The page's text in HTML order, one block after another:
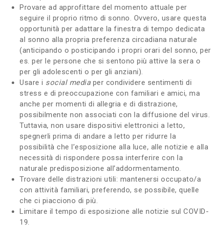
Provare ad approfittare del momento attuale per
seguire il proprio ritmo di sonno. Ovvero, usare questa
opportunità per adattare la finestra di tempo dedicata
al sonno alla propria preferenza circadiana naturale
(anticipando o posticipando i propri orari del sonno, per
es. per le persone che si sentono più attive la sera o
per gli adolescenti o per gli anziani).
Usare i social mediaper condividere sentimenti di
stress e di preoccupazione con familiari e amici, ma
anche per momenti di allegria e di distrazione,
possibilmente non associati con la diffusione del virus.
Tuttavia, non usare dispositivi elettronici a letto,
spegnerli prima di andare a letto per ridurre la
possibilità che l’esposizione alla luce, alle notizie e alla
necessità di rispondere possa interferire con la
naturale predisposizione all’addormentamento.
Trovare delle distrazioni utili: mantenersi occupato/a
con attività familiari, preferendo, se possibile, quelle
che ci piacciono di più.
Limitare il tempo di esposizione alle notizie sul COVID-
19.